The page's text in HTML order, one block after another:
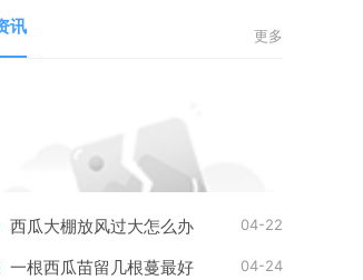
讯 更多
西瓜大棚放风过大怎么办 04-22
一根西瓜苗留几根蔓最好 04-24